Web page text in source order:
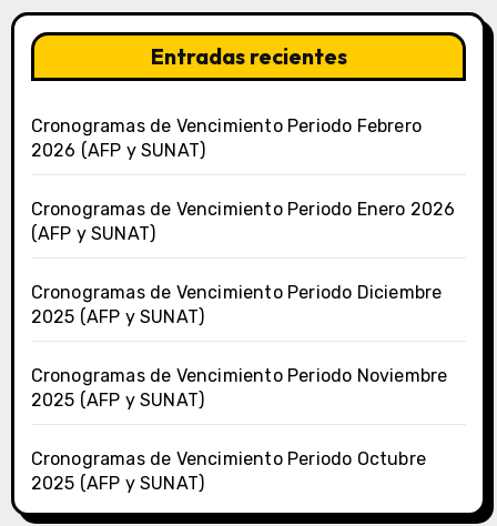
Entradas recientes
Cronogramas de Vencimiento Periodo Febrero
2026 (AFP y SUNAT)
Cronogramas de Vencimiento Periodo Enero 2026
(AFP y SUNAT)
Cronogramas de Vencimiento Periodo Diciembre
2025 (AFP y SUNAT)
Cronogramas de Vencimiento Periodo Noviembre
2025 (AFP y SUNAT)
Cronogramas de Vencimiento Periodo Octubre
2025 (AFP y SUNAT)